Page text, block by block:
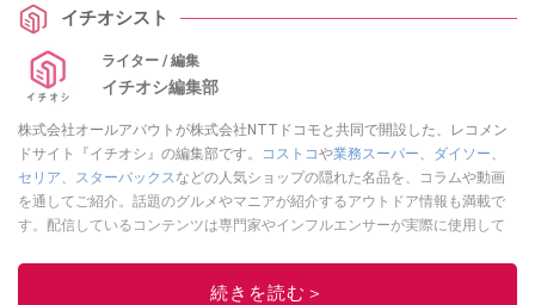
イチオシスト
ライター / 編集
イチオシ編集部
株式会社オールアバウトが株式会社NTTドコモと共同で開設した、レコメン
ドサイト『イチオシ』の編集部です。
コストコや業務スーパー、 ダイソー、
セリア、 スターバックスなどの人気ショップの隠れた名品を、コラムや動画
を通してご紹介。話題のグルメやマニアが紹介するアウトドア情報も満載で
す。配信しているコンテンツは専門家やインフルエンサーが実際に使用して
ニュースでフォロー
続きを読む＞